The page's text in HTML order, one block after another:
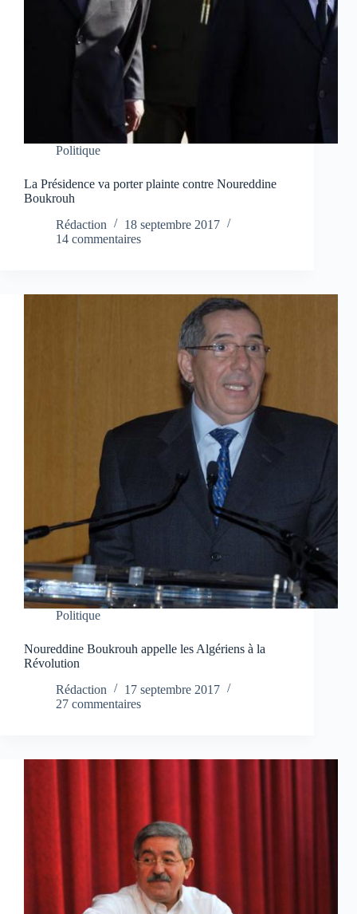
Politique
La Présidence va porter plainte contre Noureddine
Boukrouh
Rédaction
18 septembre 2017
14 commentaires
Politique
Noureddine Boukrouh appelle les Algériens à la
Révolution
Rédaction
17 septembre 2017
27 commentaires